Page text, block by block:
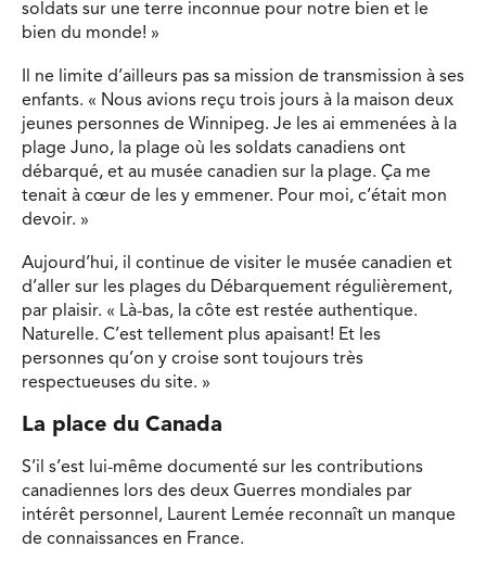
soldats sur une terre inconnue pour notre bien et le
bien du monde! »
Il ne limite d’ailleurs pas sa mission de transmission à ses
enfants. « Nous avions reçu trois jours à la maison deux
jeunes personnes de Winnipeg. Je les ai emmenées à la
plage Juno, la plage où les soldats canadiens ont
débarqué, et au musée canadien sur la plage. Ça me
tenait à cœur de les y emmener. Pour moi, c’était mon
devoir. »
Aujourd’hui, il continue de visiter le musée canadien et
d’aller sur les plages du Débarquement régulièrement,
par plaisir. « Là-bas, la côte est restée authentique.
Naturelle. C’est tellement plus apaisant! Et les
personnes qu’on y croise sont toujours très
respectueuses du site. »
La place du Canada
S’il s’est lui-même documenté sur les contributions
canadiennes lors des deux Guerres mondiales par
intérêt personnel, Laurent Lemée reconnaît un manque
de connaissances en France.